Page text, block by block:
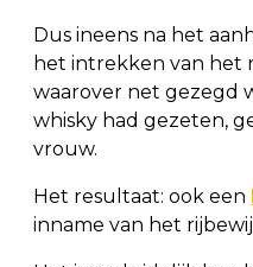
Dus ineens na het
het intrekken van het
waarover net gezegd
whisky had gezeten,
vrouw.
Het resultaat: ook een
inname van het